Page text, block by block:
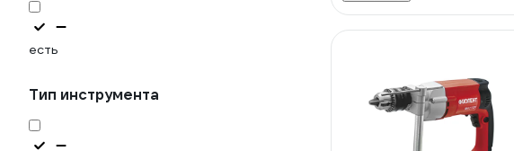
есть
Тип инструмента